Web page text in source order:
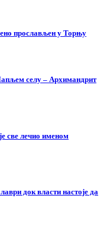
прослављен у Торњу
селу – Архимандрит
све лечио именом
док власти настоје да